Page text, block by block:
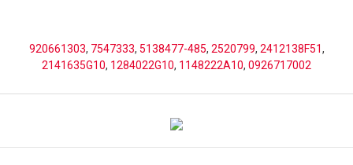
920661303, 7547333, 5138477-485, 2520799, 2412138F51,
2141635G10, 1284022G10, 1148222A10, 0926717002